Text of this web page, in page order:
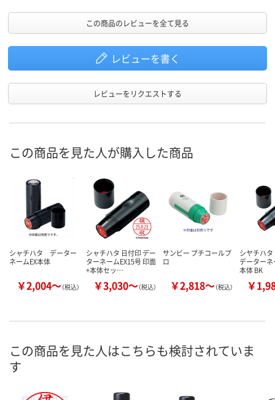
この商品のレビューを全て見る
レビューを書く
レビューをリクエストする
この商品を見た人が購入した商品
シャチハタ データー
ネームEX本体
￥2,004～（税込）
シャチハタ 日付印 デー
ターネームEX15号 印面
+本体セッ…
￥3,030～（税込）
サンビー プチコールプ
ロ
￥2,818～（税込）
シヤチハ
データーネ
本体 BK
￥
この商品を見た人はこちらも検討されていま
す